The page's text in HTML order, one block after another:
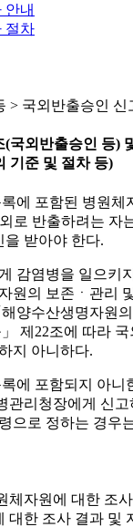
안내
절차
> 국외반출승인 신
국외반출승인 등)
기준 및 절차 등)
에 포함된 병원체
로 반출하려는 자
을 받아야 한다.
감염병을 일으키
원의 보존ㆍ관리
양수산생명자원
제22조에 따라
지 아니하다.
에 포함되지 아니
관리청장에게 신
으로 정하는 경우
체자원에 대한 조
대한 조사 결과 및